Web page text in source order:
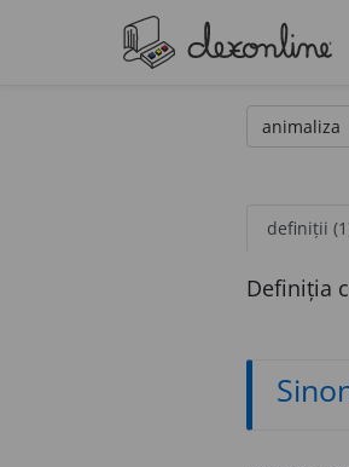
definiții
Definiția